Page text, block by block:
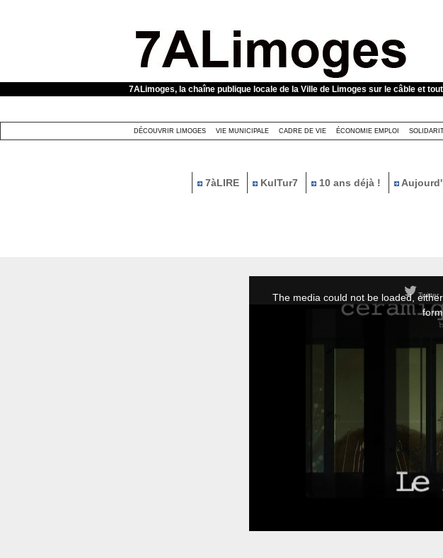
7ALimoges, la chaîne publique locale de la Ville de Limoges sur le câble et
DÉCOUVRIR LIMOGES VIE MUNICIPALE CADRE DE VIE ÉCONOMIE EMPLOI
7àLIRE KulTur7 10 ans déjà !